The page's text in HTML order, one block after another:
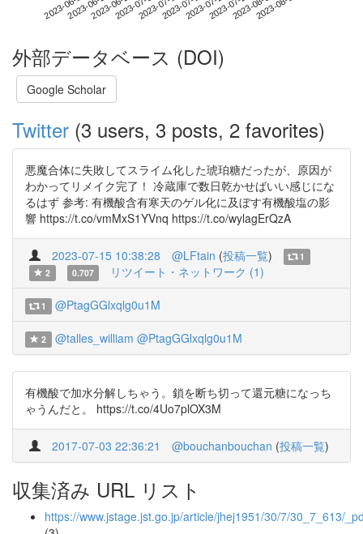
外部データベース (DOI)
Google Scholar
Twitter (3 users, 3 posts, 2 favorites)
悪魔合体に失敗してスライム化した琥珀糖だったが、原因が
わかってリメイク完了！ 冷蔵庫で数日乾かせばいい感じにな
るはず 参考: 有機酸含有寒天のゲル化に及ぼす有機酸塩の影
響 https://t.co/vmMxS1YVnq https://t.co/wylagErQzA
2023-07-15 10:38:28 @LFtain (投稿一覧)
1
2
0.707 リツイート・ネットワーク (1)
1 @PtagGGlxqlg0u1M
2 @talles_william @PtagGGlxqlg0u1M
有機酸で加水分解しちゃう。鎖を断ち切って還元糖になっち
ゃうんだと。 https://t.co/4Uo7plOX3M
2017-07-03 22:36:21 @bouchanbouchan (投稿一覧)
収集済み URL リスト
https://www.jstage.jst.go.jp/article/jhej1951/30/7/30_7_613/